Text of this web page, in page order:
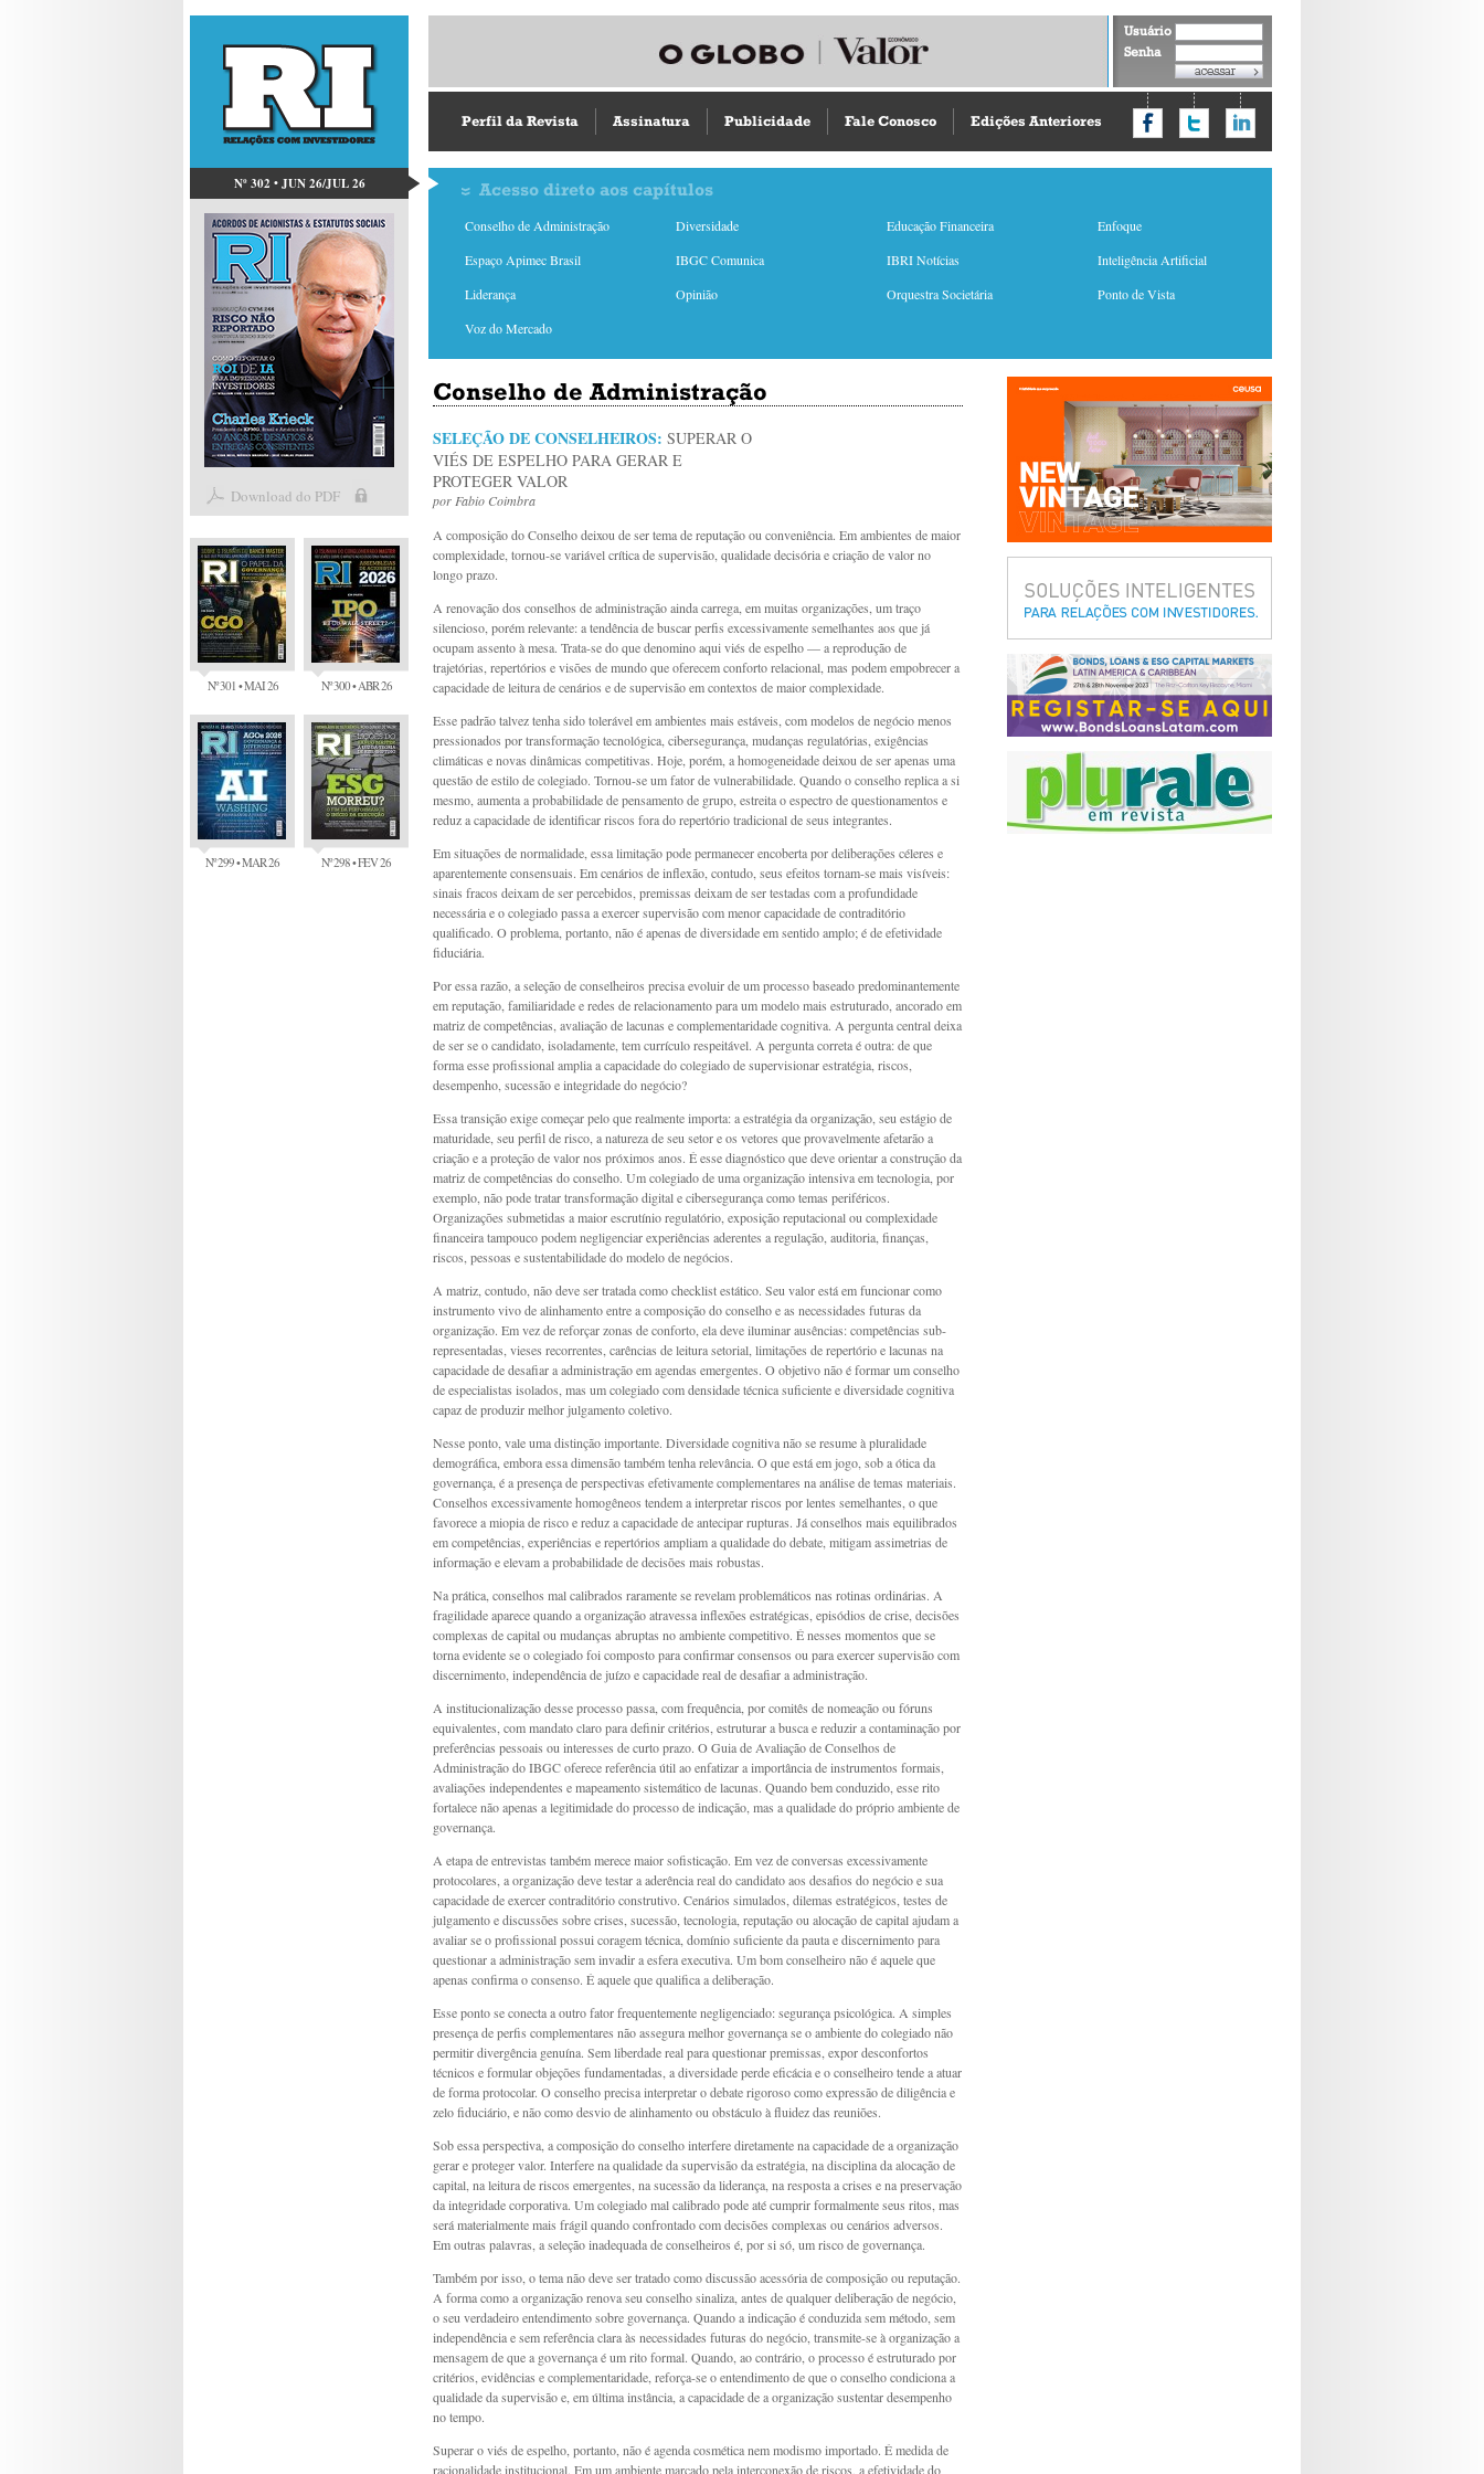
Nº 302 • JUN 26/JUL 26
Download do PDF
Nº 301 • MAI 26 Nº 300 • ABR 26
Nº 299 • MAR 26 Nº 298 • FEV 26
Usuário
Senha
Perfil da Revista Assinatura Publicidade Fale Conosco Edições Anteriores
Acesso direto aos capítulos
Conselho de Administração Diversidade Educação Financeira
Enfoque
Espaço Apimec Brasil
IBGC Comunica IBRI Notícias
Inteligência Artificial
Liderança
Opinião Orquestra Societária
Ponto de Vista
Voz do Mercado
Conselho de Administração
SELEÇÃO DE CONSELHEIROS: SUPERAR O
VIÉS DE ESPELHO PARA GERAR E
PROTEGER VALOR
porFabio Coimbra
A composição do Conselho deixou de ser tema de reputação ou conveniência. Em ambientes de maior
complexidade, tornou-se variável crítica de supervisão, qualidade decisória e criação de valor no
longo prazo.
A renovação dos conselhos de administração ainda carrega, em muitas organizações, um traço
silencioso, porém relevante: a tendência de buscar perfis excessivamente semelhantes aos que já
ocupam assento à mesa. Trata-se do que denomino aqui viés de espelho — a reprodução de
trajetórias, repertórios e visões de mundo que oferecem conforto relacional, mas podem empobrecer a
capacidade de leitura de cenários e de supervisão em contextos de maior complexidade.
Esse padrão talvez tenha sido tolerável em ambientes mais estáveis, com modelos de negócio menos
pressionados por transformação tecnológica, cibersegurança, mudanças regulatórias, exigências
climáticas e novas dinâmicas competitivas. Hoje, porém, a homogeneidade deixou de ser apenas uma
questão de estilo de colegiado. Tornou-se um fator de vulnerabilidade. Quando o conselho replica a si
mesmo, aumenta a probabilidade de pensamento de grupo, estreita o espectro de questionamentos e
reduz a capacidade de identificar riscos fora do repertório tradicional de seus integrantes.
Em situações de normalidade, essa limitação pode permanecer encoberta por deliberações céleres e
aparentemente consensuais. Em cenários de inflexão, contudo, seus efeitos tornam-se mais visíveis:
sinais fracos deixam de ser percebidos, premissas deixam de ser testadas com a profundidade
necessária e o colegiado passa a exercer supervisão com menor capacidade de contraditório
qualificado. O problema, portanto, não é apenas de diversidade em sentido amplo; é de efetividade
fiduciária.
Por essa razão, a seleção de conselheiros precisa evoluir de um processo baseado predominantemente
em reputação, familiaridade e redes de relacionamento para um modelo mais estruturado, ancorado em
matriz de competências, avaliação de lacunas e complementaridade cognitiva. A pergunta central deixa
de ser se o candidato, isoladamente, tem currículo respeitável. A pergunta correta é outra: de que
forma esse profissional amplia a capacidade do colegiado de supervisionar estratégia, riscos,
desempenho, sucessão e integridade do negócio?
Essa transição exige começar pelo que realmente importa: a estratégia da organização, seu estágio de
maturidade, seu perfil de risco, a natureza de seu setor e os vetores que provavelmente afetarão a
criação e a proteção de valor nos próximos anos. É esse diagnóstico que deve orientar a construção da
matriz de competências do conselho. Um colegiado de uma organização intensiva em tecnologia, por
exemplo, não pode tratar transformação digital e cibersegurança como temas periféricos.
Organizações submetidas a maior escrutínio regulatório, exposição reputacional ou complexidade
financeira tampouco podem negligenciar experiências aderentes a regulação, auditoria, finanças,
riscos, pessoas e sustentabilidade do modelo de negócios.
A matriz, contudo, não deve ser tratada como checklist estático. Seu valor está em funcionar como
instrumento vivo de alinhamento entre a composição do conselho e as necessidades futuras da
organização. Em vez de reforçar zonas de conforto, ela deve iluminar ausências: competências sub-
representadas, vieses recorrentes, carências de leitura setorial, limitações de repertório e lacunas na
capacidade de desafiar a administração em agendas emergentes. O objetivo não é formar um conselho
de especialistas isolados, mas um colegiado com densidade técnica suficiente e diversidade cognitiva
capaz de produzir melhor julgamento coletivo.
Nesse ponto, vale uma distinção importante. Diversidade cognitiva não se resume à pluralidade
demográfica, embora essa dimensão também tenha relevância. O que está em jogo, sob a ótica da
governança, é a presença de perspectivas efetivamente complementares na análise de temas materiais.
Conselhos excessivamente homogêneos tendem a interpretar riscos por lentes semelhantes, o que
favorece a miopia de risco e reduz a capacidade de antecipar rupturas. Já conselhos mais equilibrados
em competências, experiências e repertórios ampliam a qualidade do debate, mitigam assimetrias de
informação e elevam a probabilidade de decisões mais robustas.
Na prática, conselhos mal calibrados raramente se revelam problemáticos nas rotinas ordinárias. A
fragilidade aparece quando a organização atravessa inflexões estratégicas, episódios de crise, decisões
complexas de capital ou mudanças abruptas no ambiente competitivo. É nesses momentos que se
torna evidente se o colegiado foi composto para confirmar consensos ou para exercer supervisão com
discernimento, independência de juízo e capacidade real de desafiar a administração.
A institucionalização desse processo passa, com frequência, por comitês de nomeação ou fóruns
equivalentes, com mandato claro para definir critérios, estruturar a busca e reduzir a contaminação por
preferências pessoais ou interesses de curto prazo. O Guia de Avaliação de Conselhos de
Administração do IBGC oferece referência útil ao enfatizar a importância de instrumentos formais,
avaliações independentes e mapeamento sistemático de lacunas. Quando bem conduzido, esse rito
fortalece não apenas a legitimidade do processo de indicação, mas a qualidade do próprio ambiente de
governança.
A etapa de entrevistas também merece maior sofisticação. Em vez de conversas excessivamente
protocolares, a organização deve testar a aderência real do candidato aos desafios do negócio e sua
capacidade de exercer contraditório construtivo. Cenários simulados, dilemas estratégicos, testes de
julgamento e discussões sobre crises, sucessão, tecnologia, reputação ou alocação de capital ajudam a
avaliar se o profissional possui coragem técnica, domínio suficiente da pauta e discernimento para
questionar a administração sem invadir a esfera executiva. Um bom conselheiro não é aquele que
apenas confirma o consenso. É aquele que qualifica a deliberação.
Esse ponto se conecta a outro fator frequentemente negligenciado: segurança psicológica. A simples
presença de perfis complementares não assegura melhor governança se o ambiente do colegiado não
permitir divergência genuína. Sem liberdade real para questionar premissas, expor desconfortos
técnicos e formular objeções fundamentadas, a diversidade perde eficácia e o conselheiro tende a atuar
de forma protocolar. O conselho precisa interpretar o debate rigoroso como expressão de diligência e
zelo fiduciário, e não como desvio de alinhamento ou obstáculo à fluidez das reuniões.
Sob essa perspectiva, a composição do conselho interfere diretamente na capacidade de a organização
gerar e proteger valor. Interfere na qualidade da supervisão da estratégia, na disciplina da alocação de
capital, na leitura de riscos emergentes, na sucessão da liderança, na resposta a crises e na preservação
da integridade corporativa. Um colegiado mal calibrado pode até cumprir formalmente seus ritos, mas
será materialmente mais frágil quando confrontado com decisões complexas ou cenários adversos.
Em outras palavras, a seleção inadequada de conselheiros é, por si só, um risco de governança.
Também por isso, o tema não deve ser tratado como discussão acessória de composição ou reputação.
A forma como a organização renova seu conselho sinaliza, antes de qualquer deliberação de negócio,
o seu verdadeiro entendimento sobre governança. Quando a indicação é conduzida sem método, sem
independência e sem referência clara às necessidades futuras do negócio, transmite-se à organização a
mensagem de que a governança é um rito formal. Quando, ao contrário, o processo é estruturado por
critérios, evidências e complementaridade, reforça-se o entendimento de que o conselho condiciona a
qualidade da supervisão e, em última instância, a capacidade de a organização sustentar desempenho
no tempo.
Superar o viés de espelho, portanto, não é agenda cosmética nem modismo importado. É medida de
racionalidade institucional. Em um ambiente marcado pela interconexão de riscos, a efetividade do